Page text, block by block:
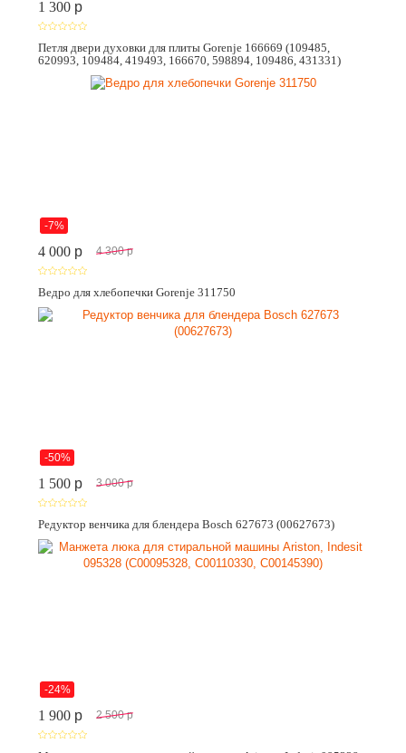
1 300 p
Петля двери духовки для плиты Gorenje 166669 (109485,
620993, 109484, 419493, 166670, 598894, 109486, 431331)
-7%
4 000 p 4 300 p
Ведро для хлебопечки Gorenje 311750
-50%
1 500 p 3 000 p
Редуктор венчика для блендера Bosch 627673 (00627673)
-24%
1 900 p 2 500 p